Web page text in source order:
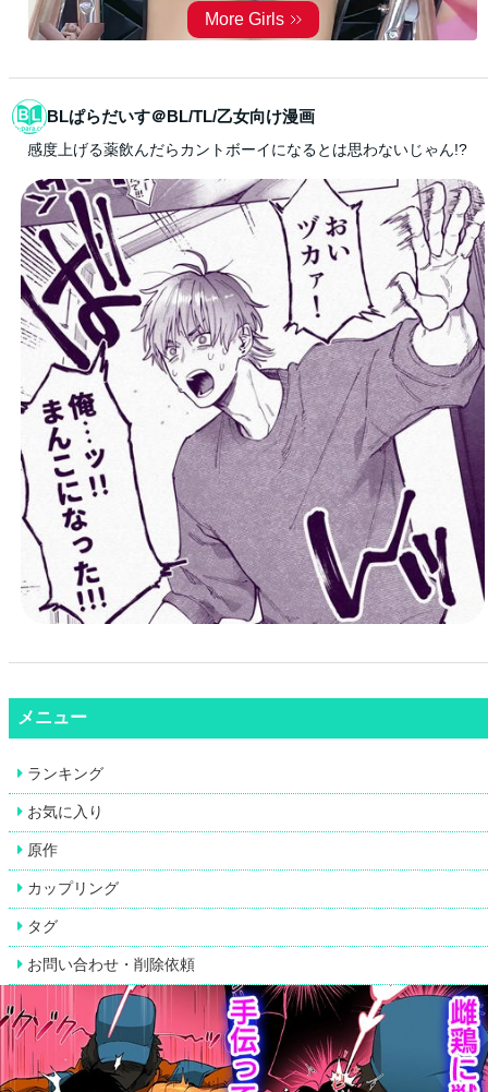
BLぱらだいす＠BL/TL/乙女向け漫画
感度上げる薬飲んだらカントボーイになるとは思わないじゃん!?
メニュー
ランキング
お気に入り
原作
カップリング
タグ
お問い合わせ・削除依頼